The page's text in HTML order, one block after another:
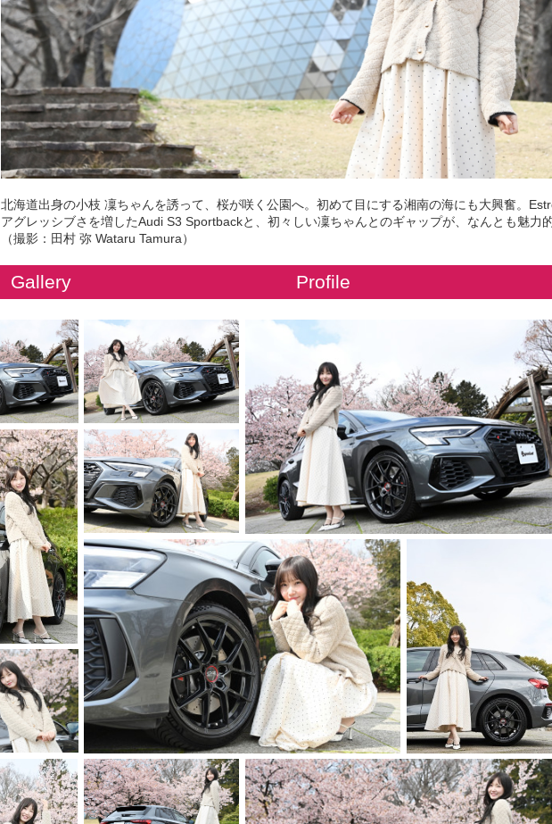
北海道出身の小枝 凜ちゃんを誘って、桜が咲く公園へ。初めて目にする湘南の海にも大興奮。
アグレッシブさを増したAudi S3 Sportbackと、初々しい凜ちゃんとのギャップが、なんとも魅力的
（撮影：田村 弥 Wataru Tamura）
Gallery Profile